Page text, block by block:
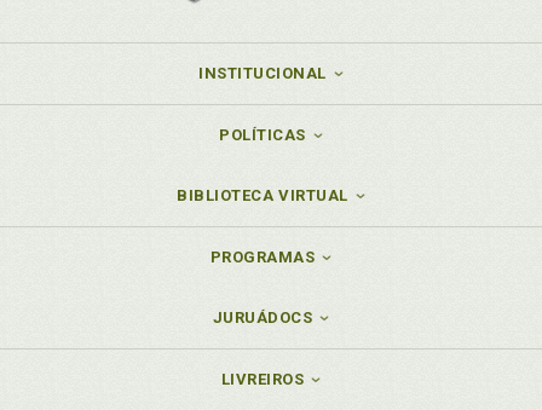
INSTITUCIONAL
POLÍTICAS
BIBLIOTECA VIRTUAL
PROGRAMAS
JURUÁDOCS
LIVREIROS